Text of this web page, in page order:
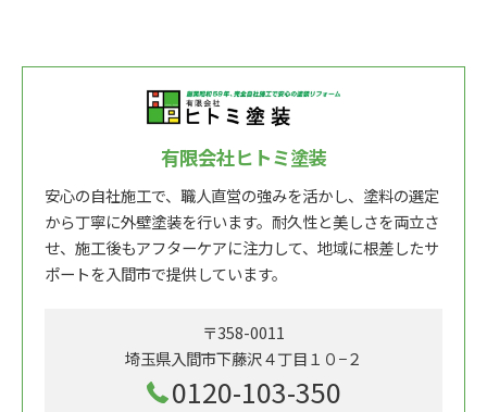
有限会社ヒトミ塗装
安心の自社施工で、職人直営の強みを活かし、塗料の選定
から丁寧に外壁塗装を行います。耐久性と美しさを両立さ
せ、施工後もアフターケアに注力して、地域に根差したサ
ポートを入間市で提供しています。
〒358-0011
埼玉県入間市下藤沢４丁目１０−２
0120-103-350